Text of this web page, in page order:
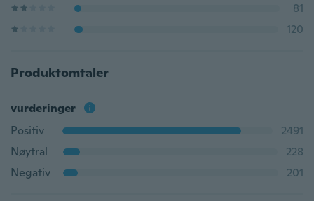
81
120
Produktomtaler
vurderinger
Positiv
2491
Nøytral
228
Negativ
201